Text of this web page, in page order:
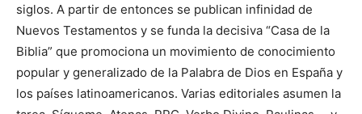
siglos. A partir de entonces se publican infinidad de
Nuevos Testamentos y se funda la decisiva “Casa de la
Biblia” que promociona un movimiento de conocimiento
popular y generalizado de la Palabra de Dios en España y
los países latinoamericanos. Varias editoriales asumen la